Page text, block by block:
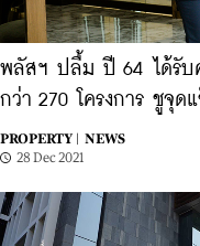
พลัสฯ ปลื้ม ปี 64 ได้รับ
กว่า 270 โครงการ ชูจุด
PROPERTY |
NEWS
28 Dec 2021